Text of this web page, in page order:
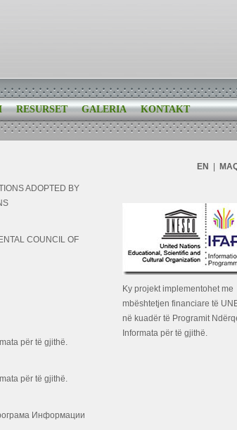
RESURSET GALERIA KONTAKT
ADOPTED BY
COUNCIL OF
për të gjithë.
për të gjithë.
Информации
EN
Ky projekt implementohet me
mbështetjen financiare të
në kuadër të Programit
Informata për të gjithë.